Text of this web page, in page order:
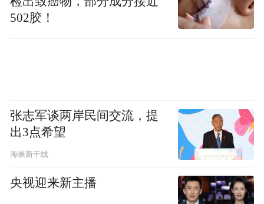
“特别声明：以上作品内容(包括在内的视频、图片或音
platform and merely provides information storage
space services.”
502胶！
张志军谈两岸民间交流，提
出3点希望
海峡新干线
央视迎来新主播